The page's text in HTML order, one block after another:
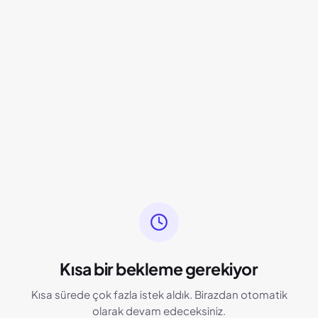
Kısa bir bekleme gerekiyor
Kısa sürede çok fazla istek aldık. Birazdan otomatik
olarak devam edeceksiniz.